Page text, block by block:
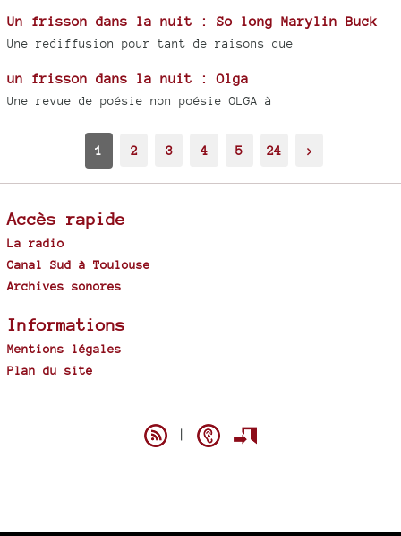
Un frisson dans la nuit : So long Marylin Buck
Une rediffusion pour tant de raisons que
un frisson dans la nuit : Olga
Une revue de poésie non poésie OLGA à
1 2 3 4 5 24 >
Accès rapide
La radio
Canal Sud à Toulouse
Archives sonores
Informations
Mentions légales
Plan du site
|